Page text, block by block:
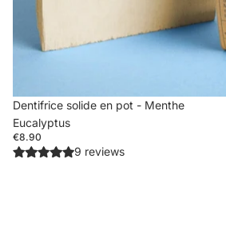
Sold out
Dentifrice solide en pot - Menthe
Eucalyptus
€8.90
9 reviews